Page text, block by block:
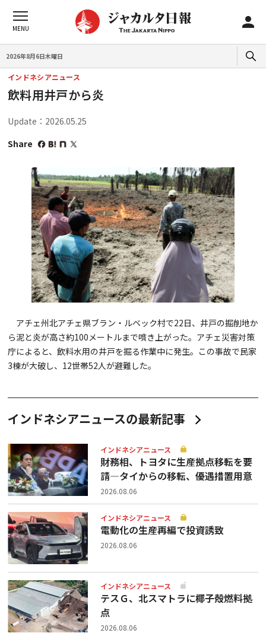
2026年8月6日木曜日
インドネシアニュース
飲料用井戸から炎
Update：2026.05.25
Share
アチェ州北アチェ県ブラン・ルベック村で22日、井戸の掘削地か
ら泥と炎が高さ約100メートルまで噴き上がった。アチェ災害対策
庁によると、飲料水用の井戸を掘る作業中に発生。この事故で民家
3棟が大破し、12世帯52人が避難した。
インドネシアニュースの最新記事
インドネシアニュース
財務相、トヨタに生産拠点移転を要
請—タイからの移転、優遇措置用意
2026.08.06
インドネシアニュース
電動化の生産再編で投資誘致
2026.08.06
インドネシアニュース
テスＧ、北スマトラに椰子殻燃料拠
点
2026.08.06